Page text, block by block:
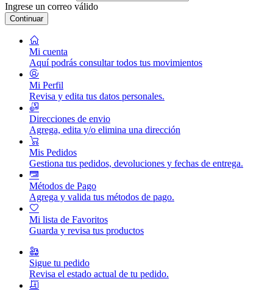
Ingrese un correo válido
Continuar
Mi cuenta
Aquí podrás consultar todos tus movimientos
Mi Perfil
Revisa y edita tus datos personales.
Direcciones de envio
Agrega, edita y/o elimina una dirección
Mis Pedidos
Gestiona tus pedidos, devoluciones y fechas de entrega.
Métodos de Pago
Agrega y valida tus métodos de pago.
Mi lista de Favoritos
Guarda y revisa tus productos
Sigue tu pedido
Revisa el estado actual de tu pedido.